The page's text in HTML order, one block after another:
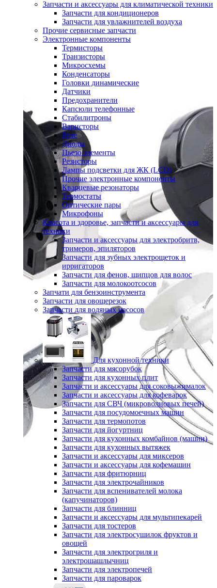
Запчасти и аксессуары для климатической техники
Запчасти для кондиционеров
Запчасти для увлажнителей воздуха
Прочие сервисные запчасти
Электронные компоненты
Термисторы
Транзисторы
Микросхемы
Конденсаторы
Головки динамические
Датчики
Предохранители
Капсюли телефонные
Стабилитроны
Варисторы
Реле
Диоды
Пьезо элементы
Резисторы
Лампы подсветки для ЖК (LCD)
Прочие электронные компоненты
Кварцевые резонаторы
Термостаты
Оптические пары
Микрофоны
Красота и здоровье, запчасти и аксессуары для
техники
Запчасти и аксессуары для электробритв,
тримеров, эпиляторов
Запчасти для зубных электрощеток и
ирригаторов
Запчасти для фенов, щипцов для волос
Запчасти для молокоотсосов
Запчати для бензоинструмента
Запчасти для овощерезок
Запчасти для водяных насосов
Для кухонной техники
Запчасти для мясорубок
Запчасти для кухонных плит
Запчасти и аксессуары для соковыжималок
Запчасти и аксессуары для кофеварок
Запчасти для СВЧ (микроволновых печей)
Запчасти для посудомоечных машин
Запчасти для термопотов
Запчасти для йогуртниц
Запчасти для кухонных комбайнов (машин)
Запчасти для кухонных вытяжек
Запчасти и аксессуары для миксеров
Запчасти и аксессуары для кофемашин
Запчасти для фритюрниц
Запчасти для электрочайников
Запчасти для вспенивателей молока
(капучинаторов)
Запчасти для блинниц
Запчасти и аксессуары для мультипекарей
Запчасти для тостеров
Запчасти для электросушилок фруктов и
овощей
Запчасти для электрогриля и
электрошашлычниц
Запчасти для электропечей
Запчасти для пароварок